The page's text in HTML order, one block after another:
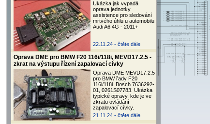
Ukázka jak vypadá
oprava jednotky
assistence pro sledování
mrtvého úhlu u automobilu
Audi A6 4G - 2011+
22.11.24 - čtěte dále
Oprava DME pro BMW F20 116i/118i, MEVD17.2.5 -
zkrat na výstupu řízení zapalovací cívky
Oprava DME MEVD17.2.5
pro BMW řady F20
116i/118i. Bosch 7636292-
01, 0261S07783. Ukázka
typické opravy, kde je ve
zkratu ovládání
zapalovací cívky.
21.11.24 - čtěte dále